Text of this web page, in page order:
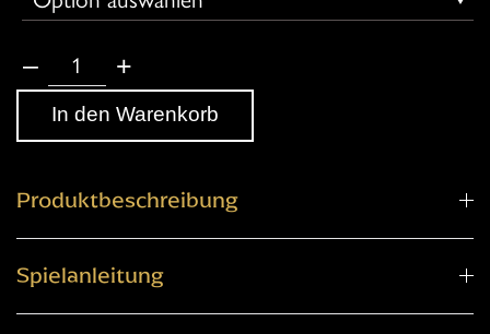
–
Original
Schwarz
Maultrommel
HARP
Menge
+
In den Warenkorb
Produktbeschreibung
Spielanleitung